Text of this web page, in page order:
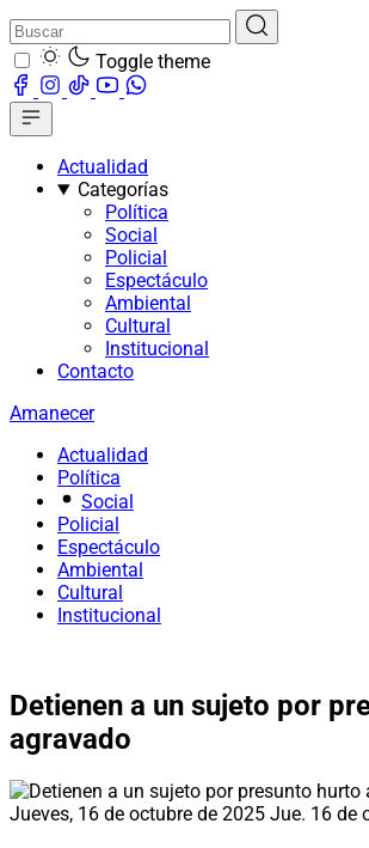
Toggle theme
Actualidad
Categorías
Política
Social
Policial
Espectáculo
Ambiental
Cultural
Institucional
Contacto
Amanecer
Actualidad
Política
Social
Policial
Espectáculo
Ambiental
Cultural
Institucional
Detienen a un sujeto por
agravado
Jueves, 16 de octubre de 2025 Jue. 16 de